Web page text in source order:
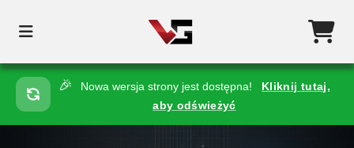
🎉 Nowa wersja strony jest dostępna!
Kliknij tutaj,
aby odświeżyć